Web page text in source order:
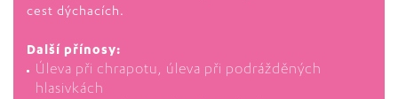
cest dýchacích.
Další přínosy:
Úleva při chrapotu, úleva při podrážděných
hlasivkách